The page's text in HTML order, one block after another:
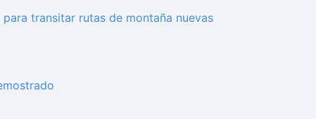
transitar rutas de montaña nuevas